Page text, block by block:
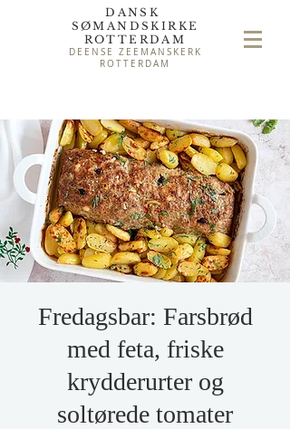
DANSK
SØMAND SKIRKE
ROTTERDAM
DEENSE ZEEMANSKERK
ROTTERDAM
Fredagsbar: Farsbrød
med feta, friske
krydderurter og
soltørede tomater